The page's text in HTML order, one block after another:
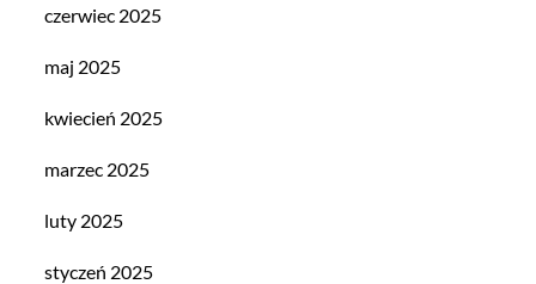
czerwiec 2025
maj 2025
kwiecień 2025
marzec 2025
luty 2025
styczeń 2025